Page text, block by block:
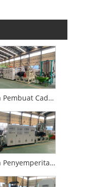
Mesin Pembuat Cadar Plastik ABS
Mesin Penyemperitan Lembaran Plastik PC